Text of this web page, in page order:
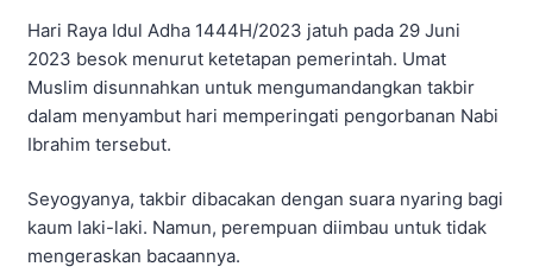
Hari Raya Idul Adha 1444H/2023 jatuh pada 29 Juni
2023 besok menurut ketetapan pemerintah. Umat
Muslim disunnahkan untuk mengumandangkan takbir
dalam menyambut hari memperingati pengorbanan Nabi
Ibrahim tersebut.
Seyogyanya, takbir dibacakan dengan suara nyaring bagi
kaum laki-laki. Namun, perempuan diimbau untuk tidak
mengeraskan bacaannya.